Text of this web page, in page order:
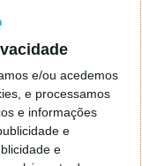
e/ou acedemos
e processamos
e informações
e
e
estiver a
(por exemplo,
indicar
de ignição.